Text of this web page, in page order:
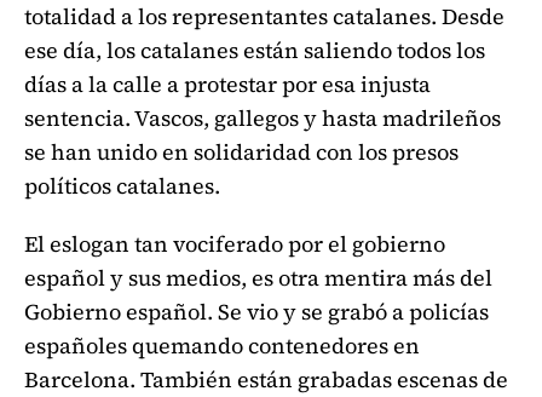
totalidad a los representantes catalanes. Desde
ese día, los catalanes están saliendo todos los
días a la calle a protestar por esa injusta
sentencia. Vascos, gallegos y hasta madrileños
se han unido en solidaridad con los presos
políticos catalanes.
El eslogan tan vociferado por el gobierno
español y sus medios, es otra mentira más del
Gobierno español. Se vio y se grabó a policías
españoles quemando contenedores en
Barcelona. También están grabadas escenas de